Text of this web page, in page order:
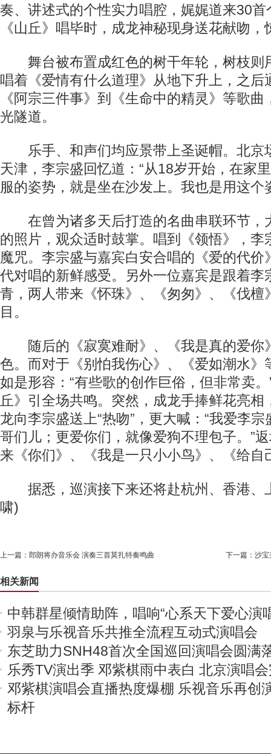
奏、讲述式的个性实力唱腔，娓娓道来30
《山丘》唱毕时，成龙神秘现身送花献吻，
舞台被布置成红色的树干年轮，树枝则
唱着《爱情有什么道理》从地下升上，之后
《阿宗三件事》到《生命中的精灵》等歌
光隧道。
乐手、和声们均应景带上圣诞帽。北京
天津，李宗盛回忆道：“从18岁开始，在家
服的姿势，就是坐在沙发上。我也是用这个
在曾为诸多天后打造的名曲串联环节，
的照片，观众适时鼓掌。唱到《领悟》，李
魔咒。李宗盛与嘉宾白安合唱的《爱的代价
代对唱的新鲜感受。另外一位嘉宾是跟着李
青，两人带来《怀珠》、《匆匆》、《伐檀
目。
随后的《寂寞难耐》、《我是真的爱你
色。而对于《别怕我伤心》、《爱如潮水》
如是形容：“有些歌的创作巨俗，但非常卖
丘》引全场共鸣。突然，成龙手捧鲜花亮相
龙向李宗盛送上“热吻”，更大喊：“我爱李
哥们儿；更爱你们，就像爱狗不理包子。”
来《你们》、《我是一只小小鸟》、《给自
据悉，巡演接下来还将赴杭州、香港、
啸)
上一篇： 郎朗将办音乐会 演奏三首莫扎特奏鸣曲 下一篇： 沙宝
相关新闻
中韩群星倾情助阵，唱响“心系天下爱心演
羽泉与乐视音乐共推全流程互动式演唱会
东芝助力SNH48首次全国巡回演唱会圆满
乐秀TV演出季 邓紫棋雨中表白 北京演唱
邓紫棋演唱会直播热度爆棚 乐视音乐再创
标杆